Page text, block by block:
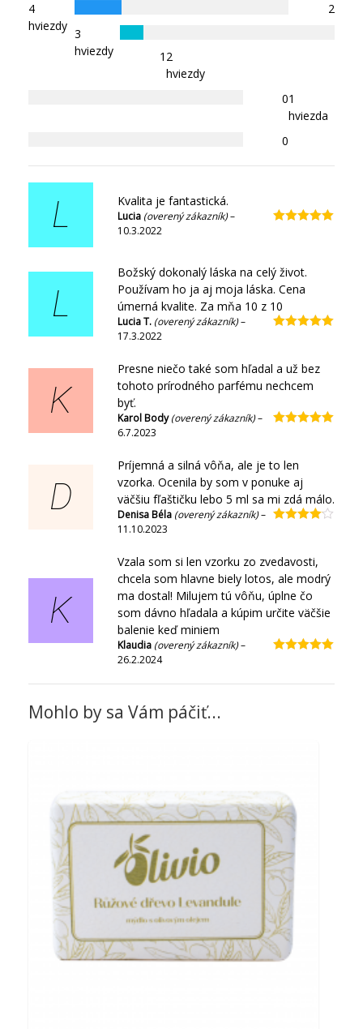
4
hviezdy
2
3
hviezdy
1 2
hviezdy
01
hviezda
0
L Kvalita je fantastická.
Lucia (overený zákazník)–
10.3.2022
L
Božský dokonalý láska na celý život.
Používam ho ja aj moja láska. Cena
úmerná kvalite. Za mňa 10 z 10
Lucia T. (overený zákazník)–
17.3.2022
K
Presne niečo také som hľadal a už bez
tohoto prírodného parfému nechcem
byť.
Karol Body(overený zákazník)–
6.7.2023
D
Príjemná a silná vôňa, ale je to len
vzorka. Ocenila by som v ponuke aj
väčšiu fľaštičku lebo 5 ml sa mi zdá málo.
Denisa Béla (overený zákazník)–
11.10.2023
K
Vzala som si len vzorku zo zvedavosti,
chcela som hlavne biely lotos, ale modrý
ma dostal! Milujem tú vôňu, úplne čo
som dávno hľadala a kúpim určite väčšie
balenie keď miniem
Klaudia (overený zákazník)–
26.2.2024
Mohlo by sa Vám páčiť...